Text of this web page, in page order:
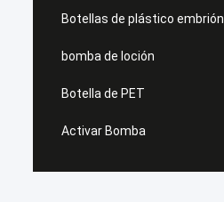
Botellas de plástico embrión
bomba de loción
Botella de PET
Activar Bomba